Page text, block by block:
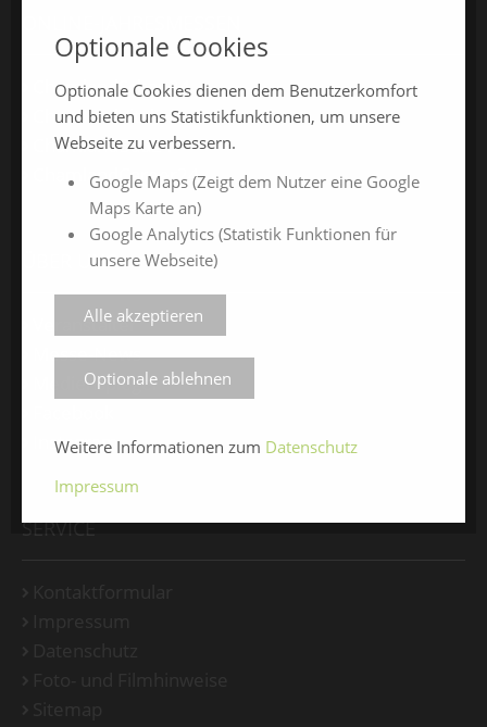
ChamlandSchau24
ChamlandVital24
ChamlandBau24
ChamlandCareer24
ÜBER UNS
Veranstalter
Messe-News
Medienspiegel
Instagram
SERVICE
Optionale Cookies
Optionale Cookies dienen dem Benutzerkomfort
und bieten uns Statistikfunktionen, um unsere
Webseite zu verbessern.
Google Maps (Zeigt dem Nutzer eine Google
Maps Karte an)
Google Analytics (Statistik Funktionen für
unsere Webseite)
Alle akzeptieren
Optionale ablehnen
Weitere Informationen zum Datenschutz
Impressum